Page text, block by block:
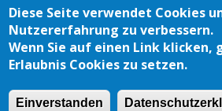
Diese Seite verwendet Cookies
Nutzererfahrung zu verbessern.
Wenn Sie auf einen Link klicken,
Erlaubnis Cookies zu setzen.
Einverstanden
Skip to main content
KUNDEN REFERENZEN